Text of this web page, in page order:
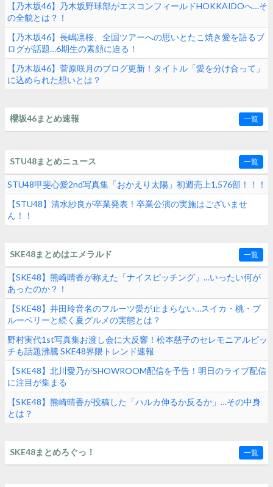
【乃木坂46】乃木坂野球部がエスコンフィールドHOKKAIDOへ…そ
の全貌とは？！
【乃木坂46】長嶋凛桜、全国ツアーへの思いとたこ焼き愛を語るブ
ログが話題…6期生の素顔に迫る！
【乃木坂46】菅原咲月のブログ更新！タイトル「愛を分け合って」
に込められた想いとは？
櫻坂46まとめ速報 一覧
STU48まとめニュース 一覧
STU48甲斐心愛2nd写真集「おかえり太陽」初週売上1,576部！！！
【STU48】清水紗良が卒業発表！卒業公演の実施はございませ
ん！！
SKE48まとめはエメラルド 一覧
【SKE48】熊崎晴香が称えた「ナイスピッチング」…いったい何が
あったのか？！
【SKE48】井田玲音名のフルーツ愛が止まらない…スイカ・桃・ブ
ルーベリーと続く夏グルメの実態とは？
野村実代1st写真集お渡し会に大反響！松本慈子のセレモニアルピッ
チも話題沸騰 SKE48界隈トレンド速報
【SKE48】北川愛乃がSHOWROOM配信を予告！明日のライブ配信
に注目が集まる
【SKE48】熊崎晴香が投稿した「ハルカ伸るか反るか」…その中身
とは？
SKE48まとめろぐっ！ 一覧